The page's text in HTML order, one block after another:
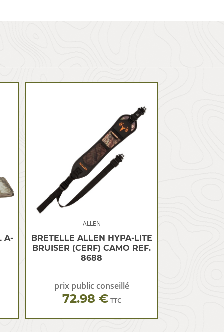
A-
ALLEN
BRETELLE ALLEN HYPA-LITE
BRUISER (CERF) CAMO REF.
8688
prix public conseillé
72.98 € TTC